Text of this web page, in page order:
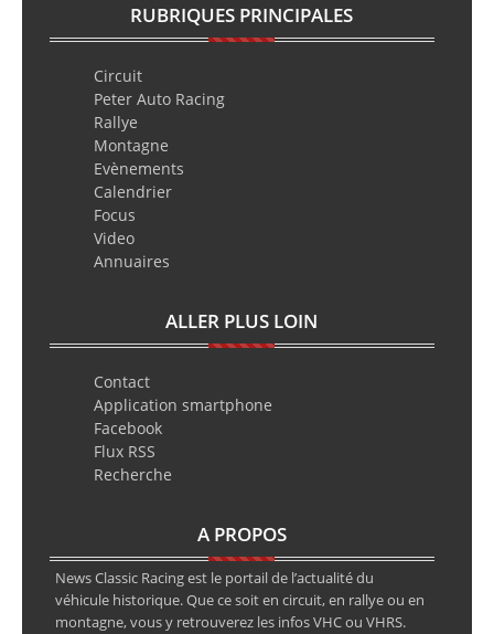
RUBRIQUES PRINCIPALES
Circuit
Peter Auto Racing
Rallye
Montagne
Evènements
Calendrier
Focus
Video
Annuaires
ALLER PLUS LOIN
Contact
Application smartphone
Facebook
Flux RSS
Recherche
A PROPOS
News Classic Racing est le portail de l’actualité du
véhicule historique. Que ce soit en circuit, en rallye ou en
montagne, vous y retrouverez les infos VHC ou VHRS.